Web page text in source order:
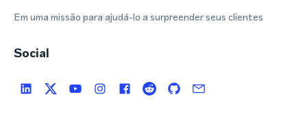
Em uma missão para ajudá-lo a surpreender seus clientes
Social